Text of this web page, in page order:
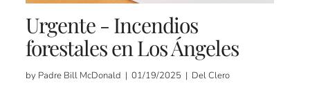
Urgente - Incendios
forestales en Los Ángeles
by Padre Bill McDonald | 01/19/2025 | Del Clero